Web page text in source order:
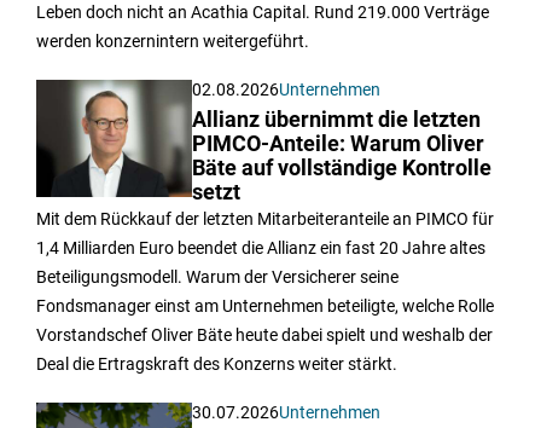
Leben doch nicht an Acathia Capital. Rund 219.000 Verträge
werden konzernintern weitergeführt.
02.08.2026Unternehmen
Allianz übernimmt die letzten
PIMCO-Anteile: Warum Oliver
Bäte auf vollständige Kontrolle
setzt
Mit dem Rückkauf der letzten Mitarbeiteranteile an PIMCO für
1,4 Milliarden Euro beendet die Allianz ein fast 20 Jahre altes
Beteiligungsmodell. Warum der Versicherer seine
Fondsmanager einst am Unternehmen beteiligte, welche Rolle
Vorstandschef Oliver Bäte heute dabei spielt und weshalb der
Deal die Ertragskraft des Konzerns weiter stärkt.
30.07.2026Unternehmen